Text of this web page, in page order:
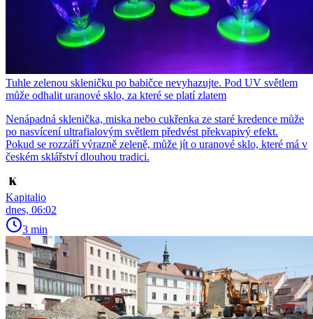
Tuhle zelenou skleničku po babičce nevyhazujte. Pod UV světlem
může odhalit uranové sklo, za které se platí zlatem
Nenápadná sklenička, miska nebo cukřenka ze staré kredence může
po nasvícení ultrafialovým světlem předvést překvapivý efekt.
Pokud se rozzáří výrazně zeleně, může jít o uranové sklo, které má v
českém sklářství dlouhou tradici.
Kapitalio
dnes, 06:02
3 min